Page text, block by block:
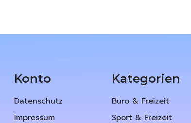
Konto
Datenschutz
Impressum
Kategorien
Büro & Freizeit
Sport & Freizeit